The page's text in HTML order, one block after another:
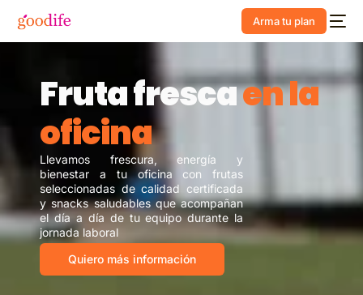
Arma tu plan
Frutafrescaenla
oficina
Llevamos frescura, energía
y
bienestar a tu oficina con frutas
seleccionadas de calidad certificada
y snacks saludables que acompañan
el día a día de tu equipo durante la
jornada laboral
Quiero más información